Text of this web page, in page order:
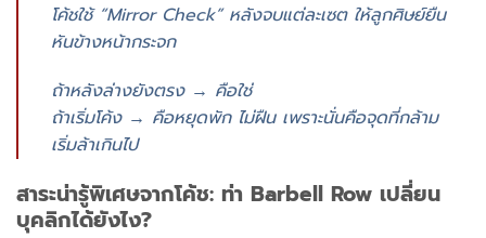
โค้ชใช้ “Mirror Check” หลังจบแต่ละเซต ให้ลูกศิษย์ยืน
หันข้างหน้ากระจก
ถ้าหลังล่างยังตรง → คือใช่
ถ้าเริ่มโค้ง → คือหยุดพัก ไม่ฝืน เพราะนั่นคือจุดที่กล้าม
เริ่มล้าเกินไป
สาระน่ารู้พิเศษจากโค้ช: ท่า Barbell Row เปลี่ยน
บุคลิกได้ยังไง?